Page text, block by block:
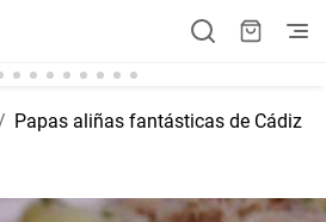
Papas aliñas fantásticas de Cádiz